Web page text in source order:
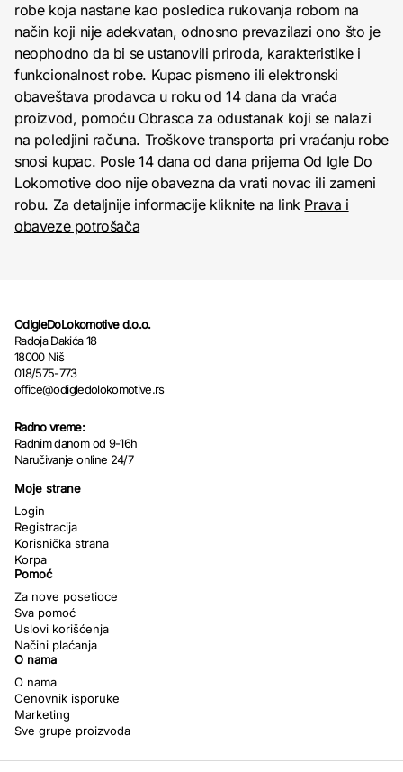
robe koja nastane kao posledica rukovanja robom na
način koji nije adekvatan, odnosno prevazilazi ono što je
neophodno da bi se ustanovili priroda, karakteristike i
funkcionalnost robe. Kupac pismeno ili elektronski
obaveštava prodavca u roku od 14 dana da vraća
proizvod, pomoću Obrasca za odustanak koji se nalazi
na poledjini računa. Troškove transporta pri vraćanju robe
snosi kupac. Posle 14 dana od dana prijema Od Igle Do
Lokomotive doo nije obavezna da vrati novac ili zameni
robu. Za detaljnije informacije kliknite na link Prava i
obaveze potrošača
OdIgleDoLokomotive d.o.o.
Radoja Dakića 18
18000 Niš
018/575-773
office@odigledolokomotive.rs
Radno vreme:
Radnim danom od 9-16h
Naručivanje online 24/7
Moje strane
Login
Registracija
Korisnička strana
Korpa
Pomoć
Za nove posetioce
Sva pomoć
Uslovi korišćenja
Načini plaćanja
O nama
O nama
Cenovnik isporuke
Marketing
Sve grupe proizvoda